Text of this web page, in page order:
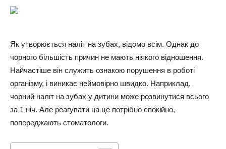
Як утворюється наліт на зубах, відомо всім. Однак до
чорного більшість причин не мають ніякого відношення.
Найчастіше він служить ознакою порушення в роботі
організму, і виникає неймовірно швидко. Наприклад,
чорний наліт на зубах у дитини може розвинутися всього
за 1 ніч. Але реагувати на це потрібно спокійно,
попереджають стоматологи.